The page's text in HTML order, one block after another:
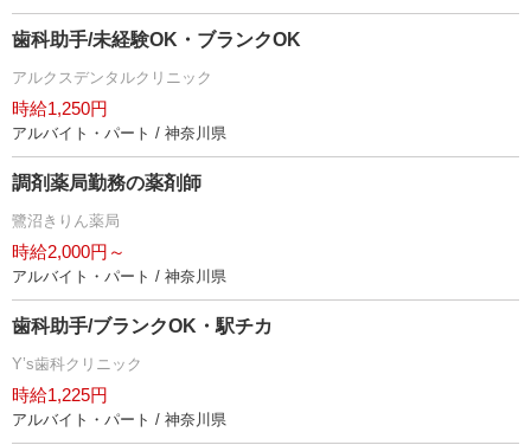
歯科助手/未経験OK・ブランクOK
アルクスデンタルクリニック
時給1,250円
アルバイト・パート / 神奈川県
調剤薬局勤務の薬剤師
鷺沼きりん薬局
時給2,000円～
アルバイト・パート / 神奈川県
歯科助手/ブランクOK・駅チカ
Y’s歯科クリニック
時給1,225円
アルバイト・パート / 神奈川県